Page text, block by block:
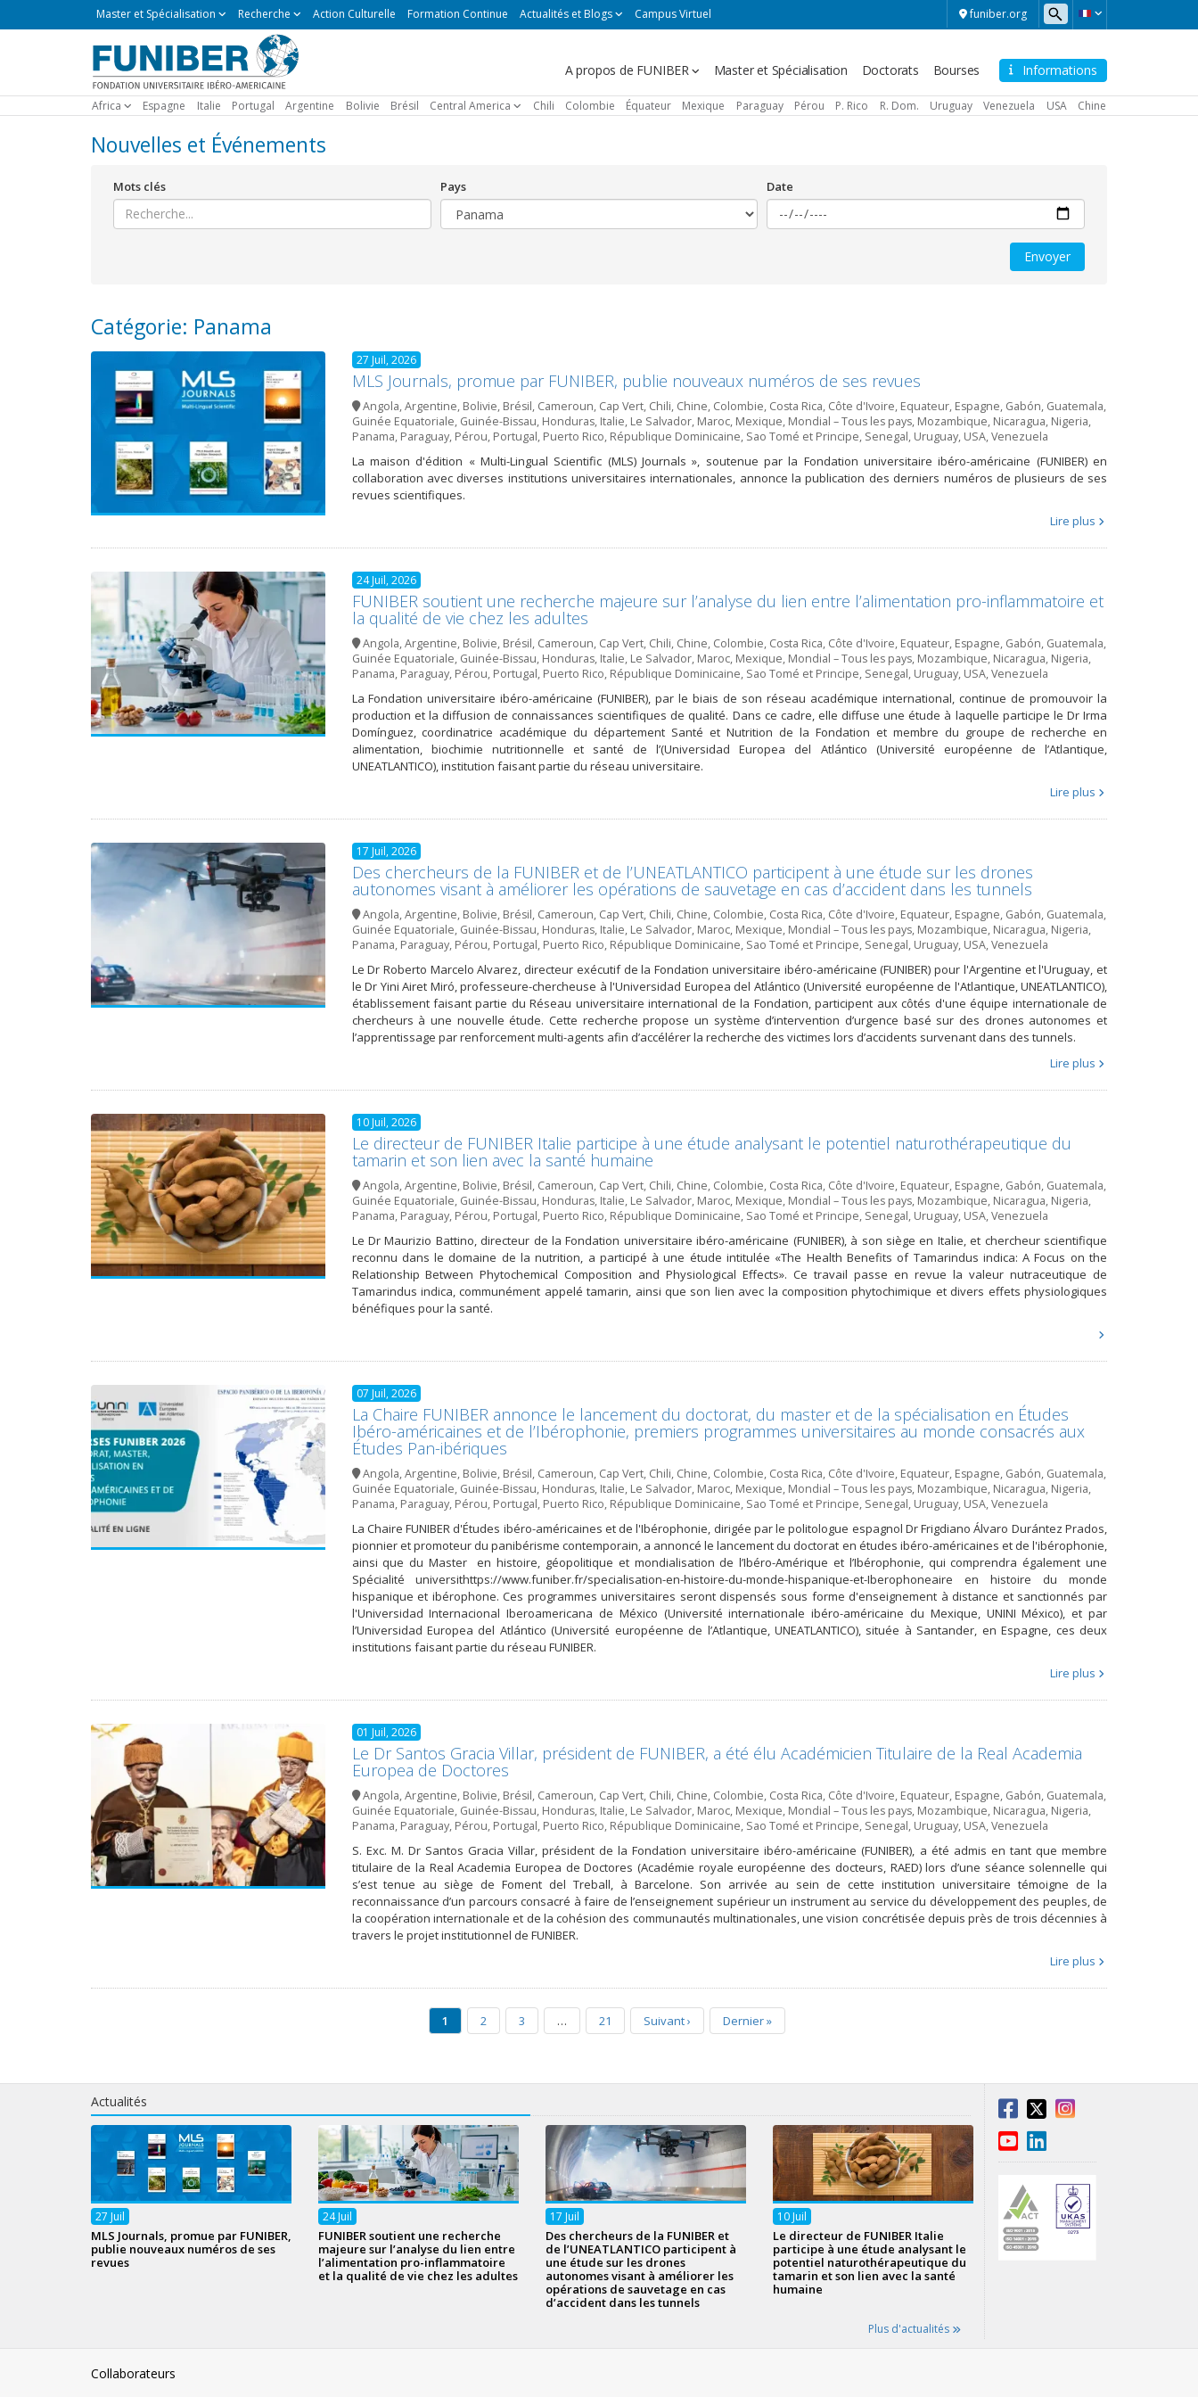
funiber.org
Master
Master et Spécialisation Recherche Action Culturelle Formation Continue Actualités et Blogs Campus Virtuel
Informations
Navegación
A propos de FUNIBER Master et Spécialisation Doctorats Bourses
Africa Espagne Italie Portugal Argentine Bolivie Brésil Central America Chili Colombie Équateur Mexique Paraguay Pérou P. Rico R. Dom. Uruguay Venezuela USA Chine
Nouvelles et Événements
Mots clés Pays Date
Catégorie: Panama
27 Juil, 2026
MLS Journals, promue par FUNIBER, publie nouveaux numéros de ses revues
Angola,Argentine, Bolivie, Brésil, Cameroun, Cap Vert, Chili, Chine, Colombie, Costa Rica, Côte d'Ivoire, Equateur, Espagne, Gabón, Guatemala,
Guinée Equatoriale, Guinée-Bissau, Honduras, Italie, Le Salvador, Maroc, Mexique, Mondial – Tous les pays, Mozambique, Nicaragua, Nigeria,
Panama, Paraguay, Pérou, Portugal, Puerto Rico, République Dominicaine, Sao Tomé et Principe, Senegal, Uruguay, USA,Venezuela
La maison d'édition « Multi-Lingual Scientific (MLS) Journals », soutenue par la Fondation universitaire ibéro-américaine (FUNIBER) en
collaboration avec diverses institutions universitaires internationales, annonce la publication des derniers numéros de plusieurs de ses
revues scientifiques.
Lire plus
24 Juil, 2026
FUNIBER soutient une recherche majeure sur l’analyse du lien entre l’alimentation pro-inflammatoire et
la qualité de vie chez les adultes
Angola,Argentine, Bolivie, Brésil, Cameroun, Cap Vert, Chili, Chine, Colombie, Costa Rica, Côte d'Ivoire, Equateur, Espagne, Gabón, Guatemala,
Guinée Equatoriale, Guinée-Bissau, Honduras, Italie, Le Salvador, Maroc, Mexique, Mondial – Tous les pays, Mozambique, Nicaragua, Nigeria,
Panama, Paraguay, Pérou, Portugal, Puerto Rico, République Dominicaine, Sao Tomé et Principe, Senegal, Uruguay, USA,Venezuela
La Fondation universitaire ibéro-américaine (FUNIBER), par le biais de son réseau académique international, continue de promouvoir la
production et la diffusion de connaissances scientifiques de qualité. Dans ce cadre, elle diffuse une étude à laquelle participe le Dr Irma
Domínguez, coordinatrice académique du département Santé et Nutrition de la Fondation et membre du groupe de recherche en
alimentation, biochimie nutritionnelle et santé de l’(Universidad Europea del Atlántico (Université européenne de l’Atlantique,
UNEATLANTICO), institution faisant partie du réseau universitaire.
Lire plus
17 Juil, 2026
Des chercheurs de la FUNIBER et de l’UNEATLANTICO participent à une étude sur les drones
autonomes visant à améliorer les opérations de sauvetage en cas d’accident dans les tunnels
Angola,Argentine, Bolivie, Brésil, Cameroun, Cap Vert, Chili, Chine, Colombie, Costa Rica, Côte d'Ivoire, Equateur, Espagne, Gabón, Guatemala,
Guinée Equatoriale, Guinée-Bissau, Honduras, Italie, Le Salvador, Maroc, Mexique, Mondial – Tous les pays, Mozambique, Nicaragua, Nigeria,
Panama, Paraguay, Pérou, Portugal, Puerto Rico, République Dominicaine, Sao Tomé et Principe, Senegal, Uruguay, USA,Venezuela
Le Dr Roberto Marcelo Alvarez, directeur exécutif de la Fondation universitaire ibéro-américaine (FUNIBER) pour l'Argentine et l'Uruguay, et
le Dr Yini Airet Miró, professeure-chercheuse à l'Universidad Europea del Atlántico (Université européenne de l'Atlantique, UNEATLANTICO),
établissement faisant partie du Réseau universitaire international de la Fondation, participent aux côtés d'une équipe internationale de
chercheurs à une nouvelle étude. Cette recherche propose un système d’intervention d’urgence basé sur des drones autonomes et
l’apprentissage par renforcement multi-agents afin d’accélérer la recherche des victimes lors d’accidents survenant dans des tunnels.
Lire plus
10 Juil, 2026
Le directeur de FUNIBER Italie participe à une étude analysant le potentiel naturothérapeutique du
tamarin et son lien avec la santé humaine
Angola,Argentine, Bolivie, Brésil, Cameroun, Cap Vert, Chili, Chine, Colombie, Costa Rica, Côte d'Ivoire, Equateur, Espagne, Gabón, Guatemala,
Guinée Equatoriale, Guinée-Bissau, Honduras, Italie, Le Salvador, Maroc, Mexique, Mondial – Tous les pays, Mozambique, Nicaragua, Nigeria,
Panama, Paraguay, Pérou, Portugal, Puerto Rico, République Dominicaine, Sao Tomé et Principe, Senegal, Uruguay, USA,Venezuela
Le Dr Maurizio Battino, directeur de la Fondation universitaire ibéro-américaine (FUNIBER), à son siège en Italie, et chercheur scientifique
reconnu dans le domaine de la nutrition, a participé à une étude intitulée «The Health Benefits of Tamarindus indica: A Focus on the
Relationship Between Phytochemical Composition and Physiological Effects». Ce travail passe en revue la valeur nutraceutique de
Tamarindus indica, communément appelé tamarin, ainsi que son lien avec la composition phytochimique et divers effets physiologiques
bénéfiques pour la santé.
07 Juil, 2026
La Chaire FUNIBER annonce le lancement du doctorat, du master et de la spécialisation en Études
Ibéro-américaines et de l’Ibérophonie, premiers programmes universitaires au monde consacrés aux
Études Pan-ibériques
Angola,Argentine, Bolivie, Brésil, Cameroun, Cap Vert, Chili, Chine, Colombie, Costa Rica, Côte d'Ivoire, Equateur, Espagne, Gabón, Guatemala,
Guinée Equatoriale, Guinée-Bissau, Honduras, Italie, Le Salvador, Maroc, Mexique, Mondial – Tous les pays, Mozambique, Nicaragua, Nigeria,
Panama, Paraguay, Pérou, Portugal, Puerto Rico, République Dominicaine, Sao Tomé et Principe, Senegal, Uruguay, USA,Venezuela
La Chaire FUNIBER d'Études ibéro-américaines et de l'Ibérophonie, dirigée par le politologue espagnol Dr Frigdiano Álvaro Durántez Prados,
pionnier et promoteur du panibérisme contemporain, a annoncé le lancement du doctorat en études ibéro-américaines et de l'ibérophonie,
ainsi que du Master en histoire, géopolitique et mondialisation de l’Ibéro-Amérique et l’Ibérophonie, qui comprendra également une
Spécialité universithttps://www.funiber.fr/specialisation-en-histoire-du-monde-hispanique-et-Iberophoneaire en histoire du monde
hispanique et ibérophone. Ces programmes universitaires seront dispensés sous forme d'enseignement à distance et sanctionnés par
l'Universidad Internacional Iberoamericana de México (Université internationale ibéro-américaine du Mexique, UNINI México), et par
l’Universidad Europea del Atlántico (Université européenne de l’Atlantique, UNEATLANTICO), située à Santander, en Espagne, ces deux
institutions faisant partie du réseau FUNIBER.
Lire plus
01 Juil, 2026
Le Dr Santos Gracia Villar, président de FUNIBER, a été élu Académicien Titulaire de la Real Academia
Europea de Doctores
Angola,Argentine, Bolivie, Brésil, Cameroun, Cap Vert, Chili, Chine, Colombie, Costa Rica, Côte d'Ivoire, Equateur, Espagne, Gabón, Guatemala,
Guinée Equatoriale, Guinée-Bissau, Honduras, Italie, Le Salvador, Maroc, Mexique, Mondial – Tous les pays, Mozambique, Nicaragua, Nigeria,
Panama, Paraguay, Pérou, Portugal, Puerto Rico, République Dominicaine, Sao Tomé et Principe, Senegal, Uruguay, USA,Venezuela
S. Exc. M. Dr Santos Gracia Villar, président de la Fondation universitaire ibéro-américaine (FUNIBER), a été admis en tant que membre
titulaire de la Real Academia Europea de Doctores (Académie royale européenne des docteurs, RAED) lors d’une séance solennelle qui
s’est tenue au siège de Foment del Treball, à Barcelone. Son arrivée au sein de cette institution universitaire témoigne de la
reconnaissance d’un parcours consacré à faire de l’enseignement supérieur un instrument au service du développement des peuples, de
la coopération internationale et de la cohésion des communautés multinationales, une vision concrétisée depuis près de trois décennies à
travers le projet institutionnel de FUNIBER.
Lire plus
1 2 3 … 21 Suivant› Dernier»
Actualités
27 Juil
MLS Journals, promue par FUNIBER,
publie nouveaux numéros de ses
revues
24 Juil
FUNIBER soutient une recherche
majeure sur l’analyse du lien entre
l’alimentation pro-inflammatoire
et la qualité de vie chez les adultes
17 Juil
Des chercheurs de la FUNIBER et
de l’UNEATLANTICO participent à
une étude sur les drones
autonomes visant à améliorer les
opérations de sauvetage en cas
d’accident dans les tunnels
10 Juil
Le directeur de FUNIBER Italie
participe à une étude analysant le
potentiel naturothérapeutique du
tamarin et son lien avec la santé
humaine
Plus d'actualités
Collaborateurs